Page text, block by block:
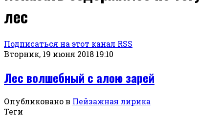
лес
Подписаться на этот канал RSS
Вторник, 19 июня 2018 19:10
Лес волшебный с алою зарей
Опубликовано в Пейзажная лирика
Теги